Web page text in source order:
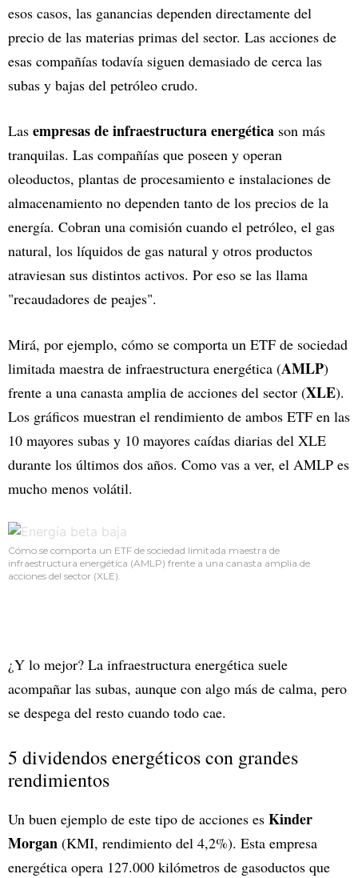
esos casos, las ganancias dependen directamente del
precio de las materias primas del sector. Las acciones de
esas compañías todavía siguen demasiado de cerca las
subas y bajas del petróleo crudo.
Las empresas de infraestructura energética son más
tranquilas. Las compañías que poseen y operan
oleoductos, plantas de procesamiento e instalaciones de
almacenamiento no dependen tanto de los precios de la
energía. Cobran una comisión cuando el petróleo, el gas
natural, los líquidos de gas natural y otros productos
atraviesan sus distintos activos. Por eso se las llama
"recaudadores de peajes".
Mirá, por ejemplo, cómo se comporta un ETF de sociedad
limitada maestra de infraestructura energética (AMLP)
frente a una canasta amplia de acciones del sector (XLE).
Los gráficos muestran el rendimiento de ambos ETF en las
10 mayores subas y 10 mayores caídas diarias del XLE
durante los últimos dos años. Como vas a ver, el AMLP es
mucho menos volátil.
Cómo se comporta un ETF de sociedad limitada maestra de
infraestructura energética (AMLP) frente a una canasta amplia de
acciones del sector (XLE).
¿Y lo mejor? La infraestructura energética suele
acompañar las subas, aunque con algo más de calma, pero
se despega del resto cuando todo cae.
5 dividendos energéticos con grandes
rendimientos
Un buen ejemplo de este tipo de acciones es Kinder
Morgan (KMI, rendimiento del 4,2%). Esta empresa
energética opera 127.000 kilómetros de gasoductos que